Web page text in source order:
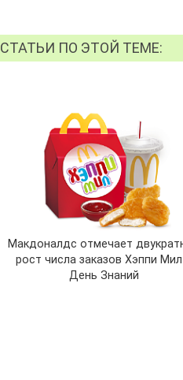
СТАТЬИ ПО ЭТОЙ ТЕМЕ:
Макдоналдс отмечает
рост числа заказов Хэппи
День Знаний